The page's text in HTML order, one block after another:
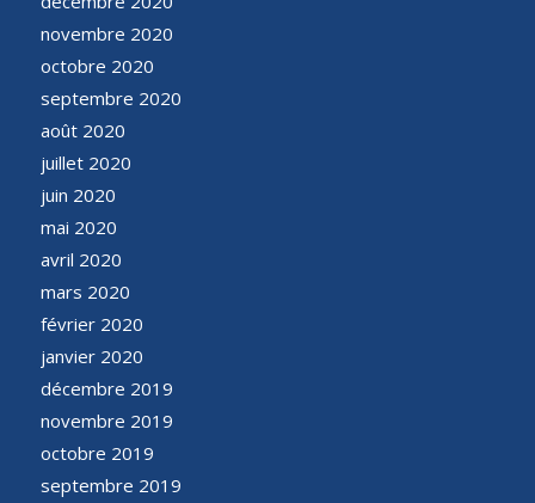
novembre 2020
octobre 2020
septembre 2020
août 2020
juillet 2020
juin 2020
mai 2020
avril 2020
mars 2020
février 2020
janvier 2020
décembre 2019
novembre 2019
octobre 2019
septembre 2019